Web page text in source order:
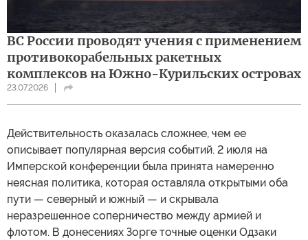
ВС России проводят учения с применением
противокорабельных ракетных
комплексов на Южно-Курильских островах
23.07.2026
Действительность оказалась сложнее, чем ее
описывает популярная версия событий. 2 июля на
Имперской конференции была принята намеренно
неясная политика, которая оставляла открытыми оба
пути — северный и южный — и скрывала
неразрешенное соперничество между армией и
флотом. В донесениях Зорге точные оценки Одзаки